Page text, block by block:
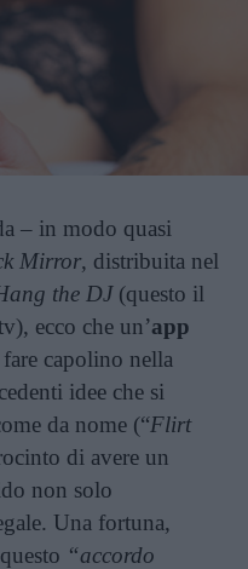
– in modo quasi
Mirror, distribuita nel
the DJ (questo il
ecco che un’app
fare capolino nella
idee che si
da nome (“Flirt
di avere un
non solo
Una fortuna,
“accordo